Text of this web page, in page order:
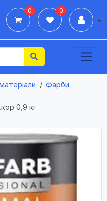
0 0
Фарби
0,9 кг